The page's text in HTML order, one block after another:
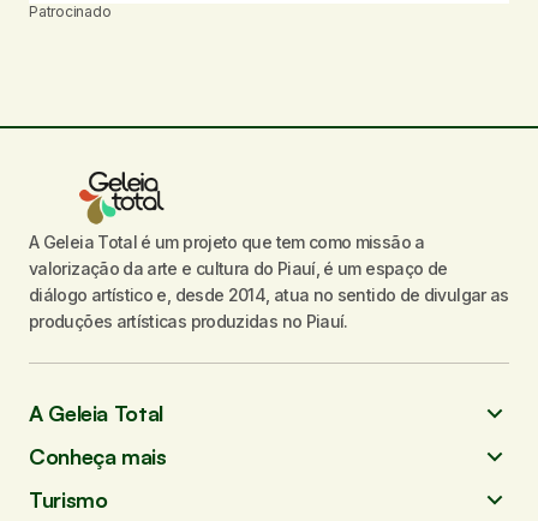
Patrocinado
A Geleia Total é um projeto que tem como missão a
valorização da arte e cultura do Piauí, é um espaço de
diálogo artístico e, desde 2014, atua no sentido de divulgar as
produções artísticas produzidas no Piauí.
A Geleia Total
Conheça mais
Turismo